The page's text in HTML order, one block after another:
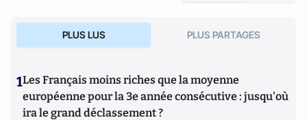
PLUS LUS PLUS PARTAGES
1Les Français moins riches que la moyenne
européenne pour la 3e année consécutive : jusqu'où
ira le grand déclassement ?